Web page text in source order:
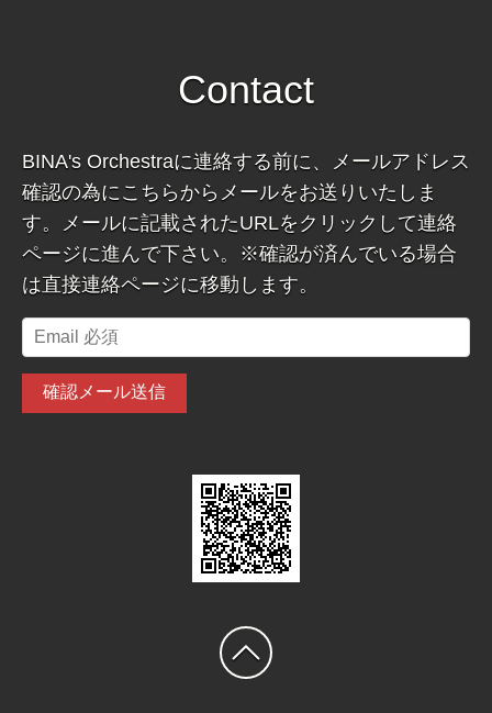
Contact
BINA's Orchestraに連絡する前に、メールアドレス
確認の為にこちらからメールをお送りいたしま
す。メールに記載されたURLをクリックして連絡
ページに進んで下さい。※確認が済んでいる場合
は直接連絡ページに移動します。